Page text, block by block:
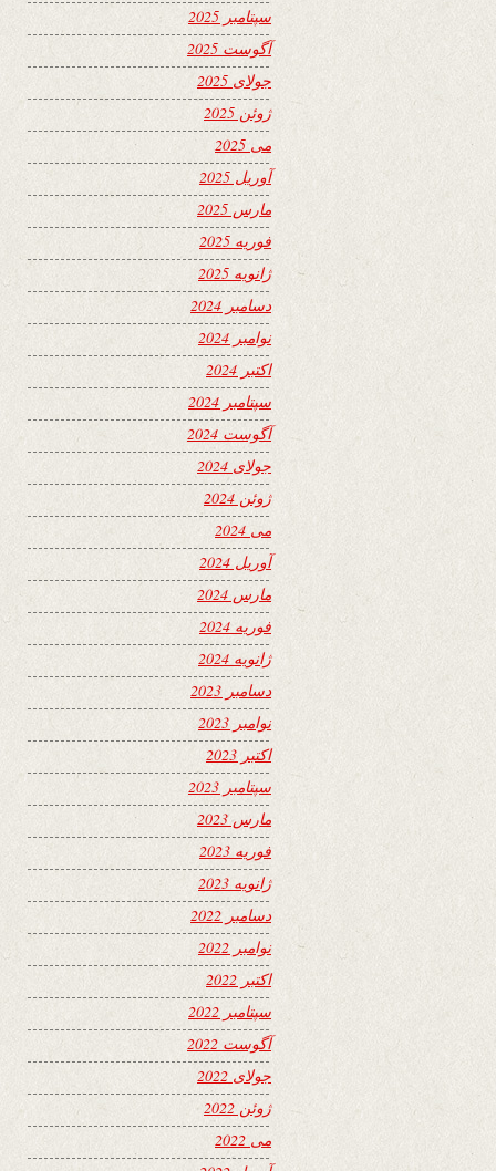
سپتامبر 2025
آگوست 2025
جولای 2025
ژوئن 2025
می 2025
آوریل 2025
مارس 2025
فوریه 2025
ژانویه 2025
دسامبر 2024
نوامبر 2024
اکتبر 2024
سپتامبر 2024
آگوست 2024
جولای 2024
ژوئن 2024
می 2024
آوریل 2024
مارس 2024
فوریه 2024
ژانویه 2024
دسامبر 2023
نوامبر 2023
اکتبر 2023
سپتامبر 2023
مارس 2023
فوریه 2023
ژانویه 2023
دسامبر 2022
نوامبر 2022
اکتبر 2022
سپتامبر 2022
آگوست 2022
جولای 2022
ژوئن 2022
می 2022